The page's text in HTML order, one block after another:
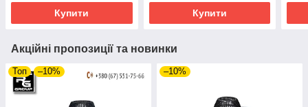
Купити Купити
Акційні пропозиції та новинки
Топ –10% –10%